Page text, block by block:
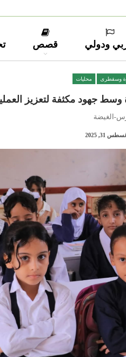
ودولي قصص
وسقطرى محليات
جهود مكثفة لتعزيز
الغيضة
31, 2025